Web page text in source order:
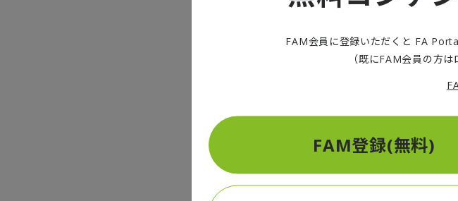
は幅広いばらつきが見られますが、多
的な影響は少ないといえます。
各クラブの平均年齢と勝率に明確な相
プといった勝利への貢献の要因として
下やクラブの育成方針による影響も考
FAM会員に登録いただくと FA
（既にFAM会員の方
FAM登録(無料)